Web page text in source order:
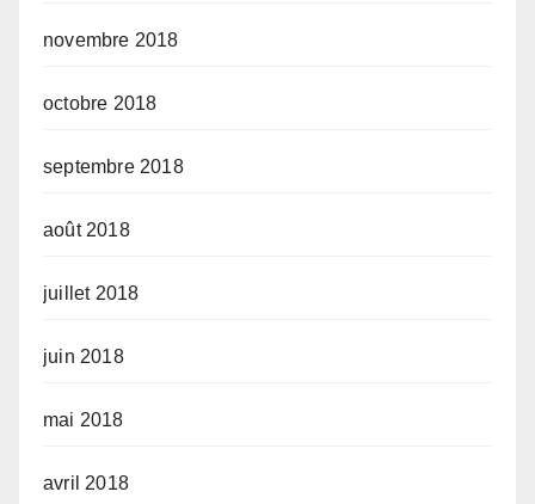
novembre 2018
octobre 2018
septembre 2018
août 2018
juillet 2018
juin 2018
mai 2018
avril 2018